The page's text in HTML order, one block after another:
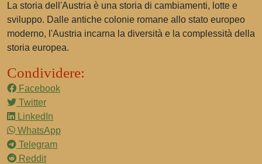
La storia dell'Austria è una storia di cambiamenti, lotte e
sviluppo. Dalle antiche colonie romane allo stato europeo
moderno, l'Austria incarna la diversità e la complessità della
storia europea.
Condividere:
Facebook
Twitter
LinkedIn
WhatsApp
Telegram
Reddit